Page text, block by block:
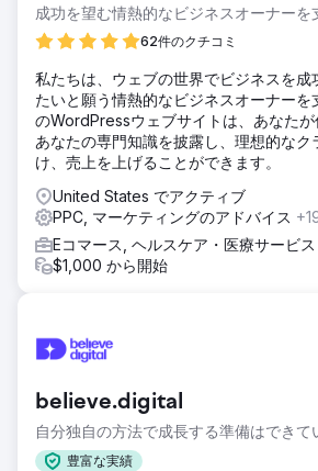
エージェンシーページ
成功を望む情熱的なビジネスオーナーを
62件のクチコミ
私たちは、ウェブの世界でビジネスを成
たいと願う情熱的なビジネスオーナーを
のWordPressウェブサイトは、あなたが
あなたの専門知識を披露し、理想的なク
け、売上を上げることができます。
United States でアクティブ
PPC, マーケティングのアドバイス
Eコマース, ヘルスケア・医療サービス
$1,000 から開始
believe.digital
自分独自の方法で成長する準備はできて
豊富な実績